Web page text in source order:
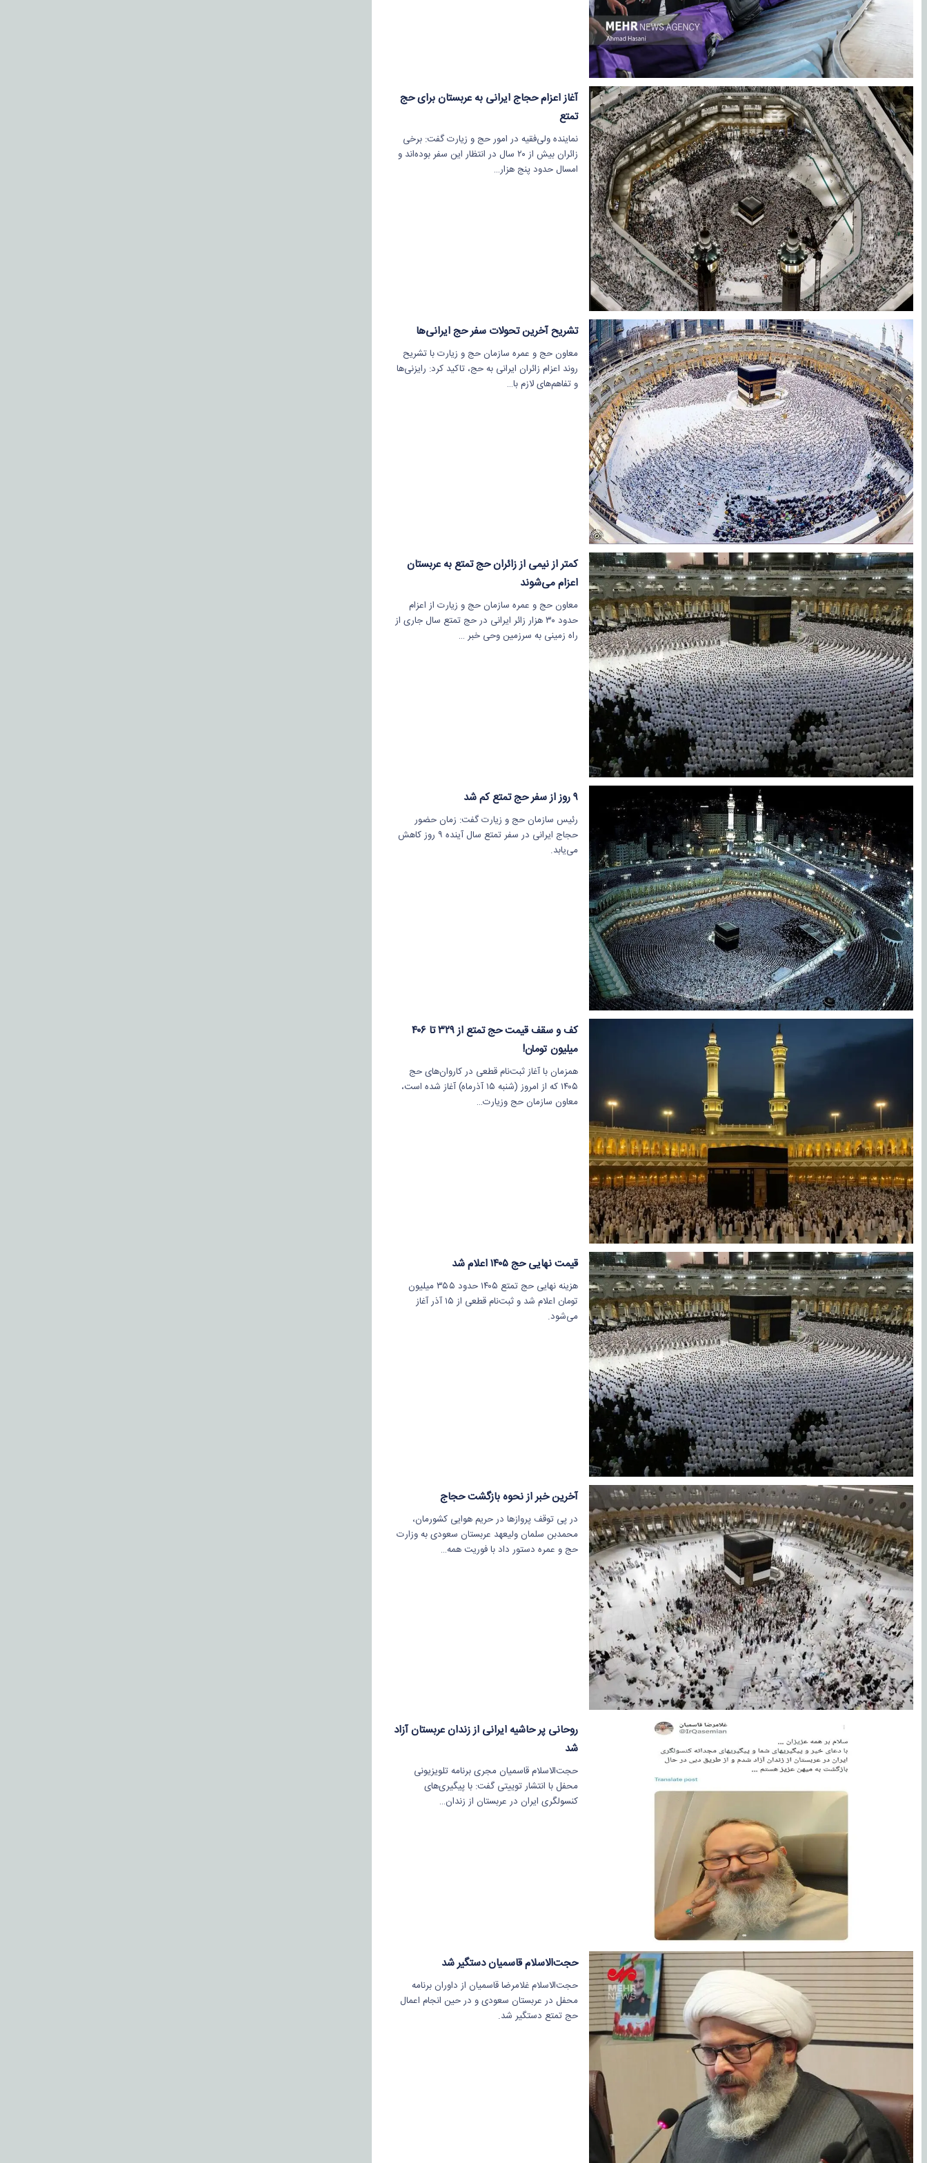
آغاز اعزام حجاج ایرانی به عربستان برای حج
تمتع
نماینده ولی‌فقیه در امور حج و زیارت گفت: برخی
زائران بیش از ۲۰ سال در انتظار این سفر بوده‌اند و
امسال حدود پنج هزار…
تشریح آخرین تحولات سفر حج ایرانی‌ها
معاون حج و عمره سازمان حج و زیارت با تشریح
روند اعزام زائران ایرانی به حج، تاکید کرد: رایزنی‌ها
و تفاهم‌های لازم با…
کمتر از نیمی از زائران حج تمتع به عربستان
اعزام می‌شوند
معاون حج و عمره سازمان حج و زیارت از اعزام
حدود ۳۰ هزار زائر ایرانی در حج تمتع سال جاری از
راه زمینی به سرزمین وحی خبر …
۹ روز از سفر حج تمتع کم شد
رئیس سازمان حج و زیارت گفت: زمان حضور
حجاج ایرانی در سفر تمتع سال آینده ۹ روز کاهش
می‌یابد.
کف و سقف قیمت حج تمتع از ۳۲۹ تا ۴۰۶
میلیون تومان!
همزمان با آغاز ثبت‌نام قطعی در کاروان‌های حج
۱۴۰۵ که از امروز (شنبه ۱۵ آذرماه) آغاز شده است،
معاون سازمان حج وزیارت…
قیمت نهایی حج ۱۴۰۵ اعلام شد
هزینه نهایی حج تمتع ۱۴۰۵ حدود ۳۵۵ میلیون
تومان اعلام شد و ثبت‌نام قطعی از ۱۵ آذر آغاز
می‌شود.
آخرین خبر از نحوه بازگشت حجاج
در پی توقف پروازها در حریم هوایی کشورمان،
محمدبن سلمان ولیعهد عربستان سعودی به وزارت
حج و عمره دستور داد با فوریت همه…
روحانی پر حاشیه ایرانی از زندان عربستان آزاد
شد
حجت‌الاسلام قاسمیان مجری برنامه تلویزیونی
محفل با انتشار توییتی گفت: با پیگیری‌های
کنسولگری ایران در عربستان از زندان…
حجت‌الاسلام قاسمیان دستگیر شد
حجت‌الاسلام غلامرضا قاسمیان از داوران برنامه
محفل در عربستان سعودی و در حین انجام اعمال
حج تمتع دستگیر شد.